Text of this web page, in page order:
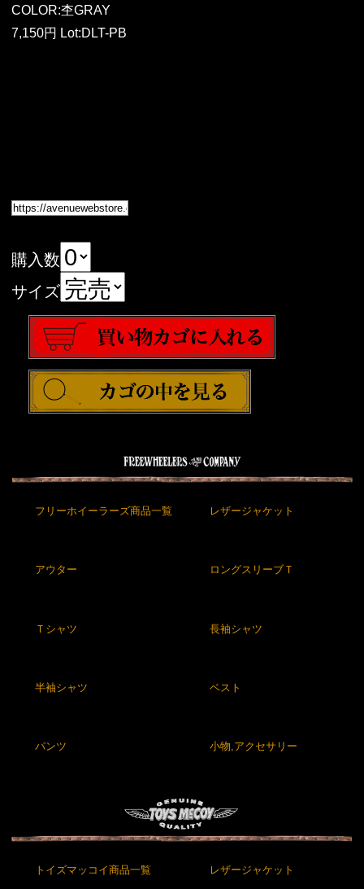
COLOR:杢GRAY
7,150円 Lot:DLT-PB
購入数
サイズ
フリーホイーラーズ商品一覧 レザージャケット
アウター ロングスリーブＴ
Ｔシャツ 長袖シャツ
半袖シャツ ベスト
パンツ 小物,アクセサリー
トイズマッコイ商品一覧 レザージャケット